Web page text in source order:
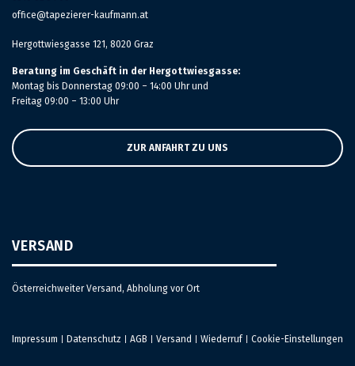
office@tapezierer-kaufmann.at
Hergottwiesgasse 121, 8020 Graz
Beratung im Geschäft in der Hergottwiesgasse:
Montag bis Donnerstag 09:00 – 14:00 Uhr und
Freitag 09:00 – 13:00 Uhr
ZUR ANFAHRT ZU UNS
VERSAND
Österreichweiter Versand, Abholung vor Ort
Impressum Datenschutz AGB Versand Wiederruf Cookie-Einstellungen